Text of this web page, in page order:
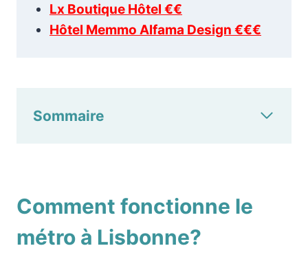
Lx Boutique Hôtel €€
Hôtel Memmo Alfama Design €€€
Sommaire
Comment fonctionne le
métro à Lisbonne?